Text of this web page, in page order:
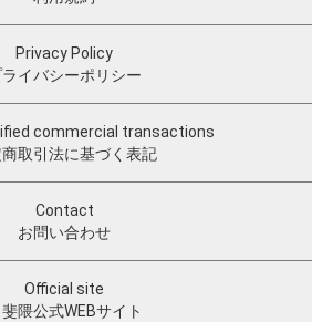
Privacy Policy
ライバシーポリシー
commercial transactions
取引法に基づく表記
Contact
お問い合わせ
Official site
隈公式WEBサイト